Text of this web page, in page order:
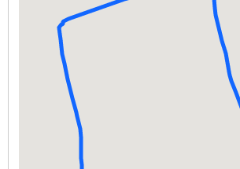
Clasificaciones
Participantes
Participantes
MOVISTAR TEAM WOMEN